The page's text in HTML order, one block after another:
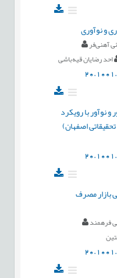
آهنی‌فر
احد رضایان قیه‌‏باشی
نوآور با رویکرد
اصفهان)
مصرف
فرهمند